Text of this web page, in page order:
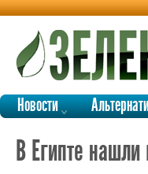
Новости
В Египте нашли